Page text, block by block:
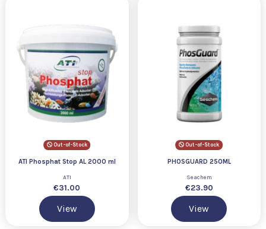
Out-of-Stock
ATI Phosphat Stop AL 2000 ml
ATI
€31.00
View
Out-of-Stock
PHOSGUARD 250ML
Seachem
€23.90
View